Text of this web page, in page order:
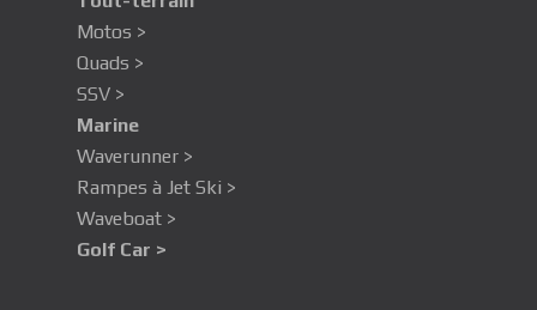
Motos >
Quads >
SSV >
Marine
Waverunner >
Rampes à Jet Ski >
Waveboat >
Golf Car >